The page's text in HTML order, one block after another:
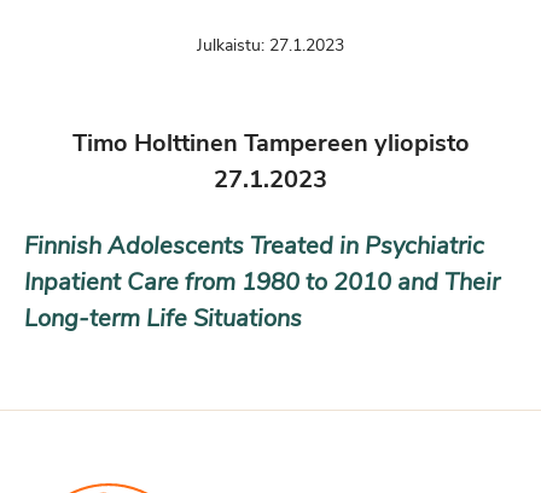
Julkaistu: 27.1.2023
Timo Holttinen Tampereen yliopisto
27.1.2023
Finnish Adolescents Treated in Psychiatric
Inpatient Care from 1980 to 2010 and Their
Long-term Life Situations